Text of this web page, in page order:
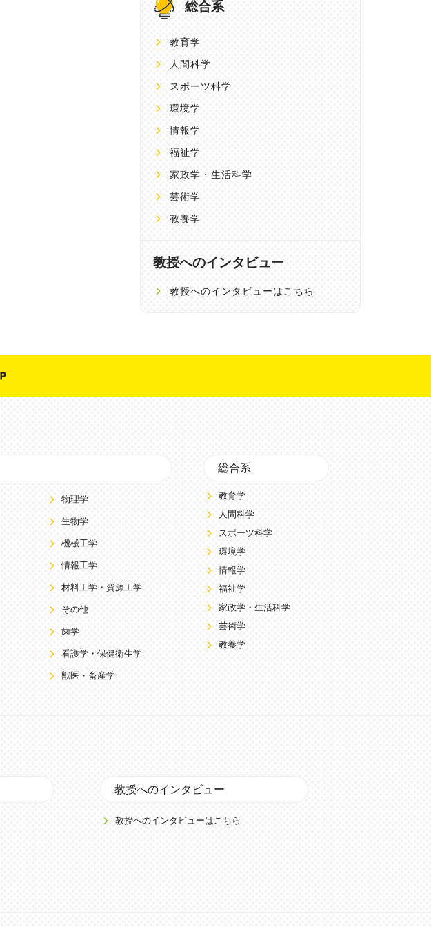
総合系
教育学
人間科学
スポーツ科学
環境学
情報学
福祉学
家政学・生活科学
芸術学
教養学
教授へのインタビュー
教授へのインタビューはこちら
物理学
生物学
機械工学
情報工学
材料工学・資源工学
その他
歯学
看護学・保健衛生学
獣医・畜産学
総合系
教育学
人間科学
スポーツ科学
環境学
情報学
福祉学
家政学・生活科学
芸術学
教養学
教授へのインタビュー
教授へのインタビューはこちら